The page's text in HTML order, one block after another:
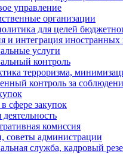
управление
организации
для целей
и интеграция иностранных
услуги
контроль
терроризма,
контроль за
сфере закупок
комиссия
советы администрации
служба, кадровый